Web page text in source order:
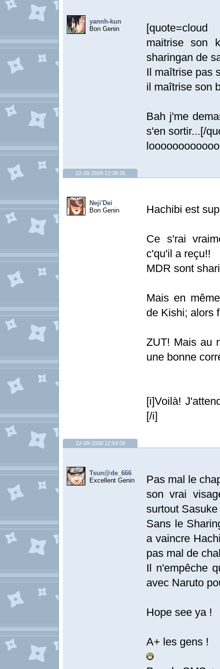
yannh-kun
Bon Genin
maitrise son
sharingan de
Il maîtrise pas
il maîtrise son
Bah j'me
s'en sortir...[/
22-08-2008 12:38:35
Neji'Dei
Bon Genin
Hachibi est
Ce s'rai
c'qu'il a reçu!!
MDR sont
Mais en
de Kishi; alors
ZUT! Mais au
une bonne
[i]Voilà!
[/i]
22-08-2008 12:54:08
Tsun@de_666
Excellent Genin
Pas mal le
son vrai
surtout
Sans le
a vaincre
pas mal de
Il n'empêche
avec Naruto
Hope see ya !
A+ les gens !